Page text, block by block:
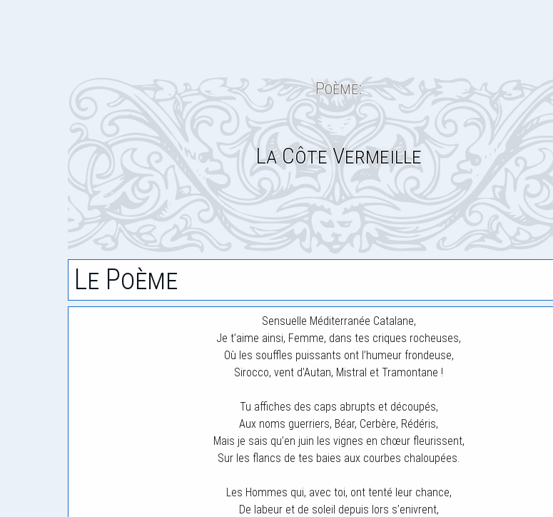
Poème:
La Côte Vermeille
Le Poème
Sensuelle Méditerranée Catalane,
Je t’aime ainsi, Femme, dans tes criques rocheuses,
Où les souffles puissants ont l’humeur frondeuse,
Sirocco, vent d’Autan, Mistral et Tramontane !
Tu affiches des caps abrupts et découpés,
Aux noms guerriers, Béar, Cerbère, Rédéris,
Mais je sais qu’en juin les vignes en chœur fleurissent,
Sur les flancs de tes baies aux courbes chaloupées.
Les Hommes qui, avec toi, ont tenté leur chance,
De labeur et de soleil depuis lors s’enivrent,